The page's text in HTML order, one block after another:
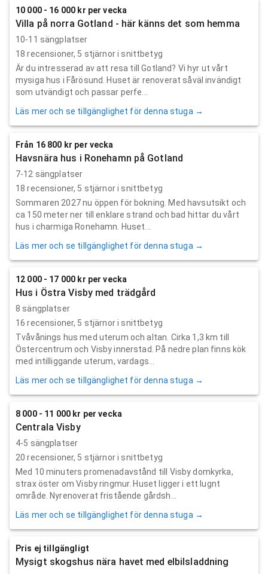
10 000 - 16 000 kr per vecka
Villa på norra Gotland - här känns det som hemma
10-11 sängplatser
18 recensioner, 5 stjärnor i snittbetyg
Är du intresserad av att resa till Gotland? Vi hyr ut vårt
mysiga hus i Fårösund. Huset är renoverat såväl invändigt
som utvändigt och passar perfe...
Läs mer och se tillgänglighet för denna stuga →
Från 16 800 kr per vecka
Havsnära hus i Ronehamn på Gotland
7-12 sängplatser
18 recensioner, 5 stjärnor i snittbetyg
Sommaren 2027 nu öppen för bokning. Med havsutsikt och
ca 150 meter ner till enklare strand och bad hittar du vårt
hus i charmiga Ronehamn. Huset...
Läs mer och se tillgänglighet för denna stuga →
12 000 - 17 000 kr per vecka
Hus i Östra Visby med trädgård
8 sängplatser
16 recensioner, 5 stjärnor i snittbetyg
Tvåvånings hus med uterum och altan. Cirka 1,3 km till
Östercentrum och Visby innerstad. På nedre plan finns kök
med intilliggande uterum, vardags...
Läs mer och se tillgänglighet för denna stuga →
8 000 - 11 000 kr per vecka
Centrala Visby
4-5 sängplatser
20 recensioner, 5 stjärnor i snittbetyg
Med 10 minuters promenadavstånd till Visby domkyrka,
strax öster om Visby ringmur. Huset ligger i ett lugnt
område. Nyrenoverat fristående gårdsh...
Läs mer och se tillgänglighet för denna stuga →
Pris ej tillgängligt
Mysigt skogshus nära havet med elbilsladdning